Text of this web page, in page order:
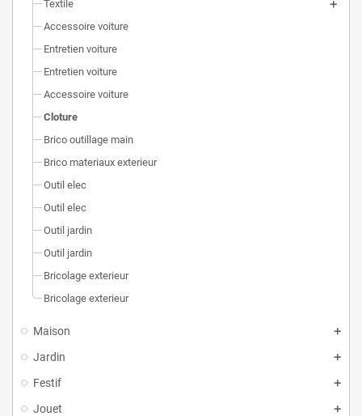
Textile
Accessoire voiture
Entretien voiture
Entretien voiture
Accessoire voiture
Cloture
Brico outillage main
Brico materiaux exterieur
Outil elec
Outil elec
Outil jardin
Outil jardin
Bricolage exterieur
Bricolage exterieur
Maison
Jardin
Festif
Jouet